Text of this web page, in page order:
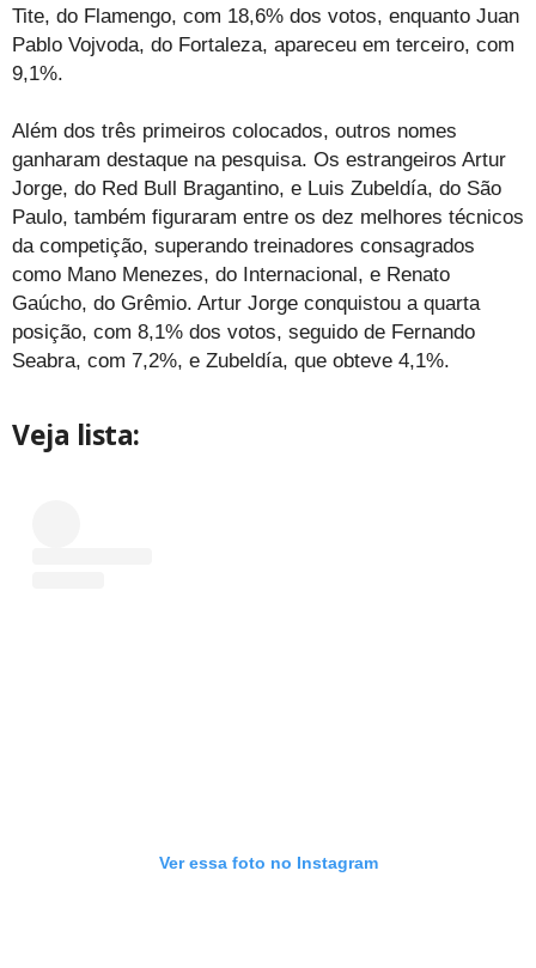
Tite, do Flamengo, com 18,6% dos votos, enquanto Juan
Pablo Vojvoda, do Fortaleza, apareceu em terceiro, com
9,1%.
Além dos três primeiros colocados, outros nomes
ganharam destaque na pesquisa. Os estrangeiros Artur
Jorge, do Red Bull Bragantino, e Luis Zubeldía, do São
Paulo, também figuraram entre os dez melhores técnicos
da competição, superando treinadores consagrados
como Mano Menezes, do Internacional, e Renato
Gaúcho, do Grêmio. Artur Jorge conquistou a quarta
posição, com 8,1% dos votos, seguido de Fernando
Seabra, com 7,2%, e Zubeldía, que obteve 4,1%.
Veja lista:
Ver essa foto no Instagram